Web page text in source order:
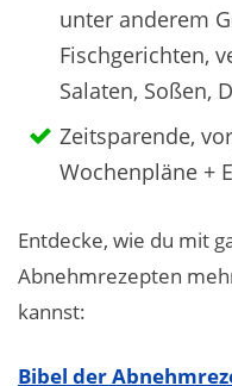
unter anderem
Fischgerichten,
Salaten, Soßen,
Zeitsparende,
Wochenpläne +
Entdecke, wie du mit
Abnehmrezepten
kannst:
Bibel der